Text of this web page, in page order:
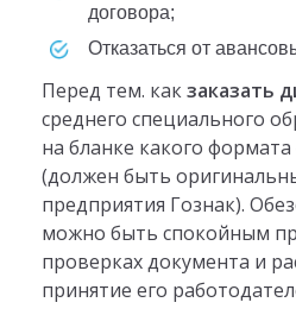
договора;
отказаться от
Перед тем. какзаказать
среднего специального
на бланке какого
(должен быть
предприятия Гознак).
можно быть спокойным
проверках документа и
принятие его